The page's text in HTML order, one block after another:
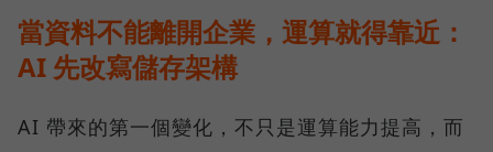
當資料不能離開企業，運算就得靠近：
AI 先改寫儲存架構
AI 帶來的第一個變化，不只是運算能力提高，而